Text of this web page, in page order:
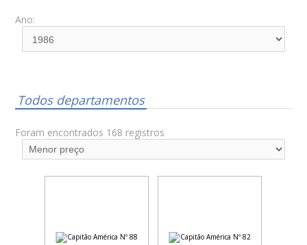
Ano:
Todos departamentos
Foram encontrados 168 registros